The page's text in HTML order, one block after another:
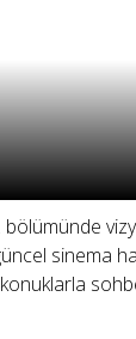
bölümünde
sinema